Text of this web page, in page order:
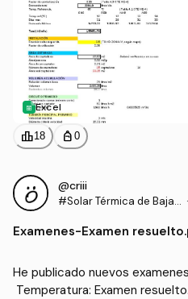
Excel
leaderboard18 personal_bag 0
@criii
#Solar Térmica de Baja T ·
Examenes-Examen
He publicado nuevos
Temperatura: Examen